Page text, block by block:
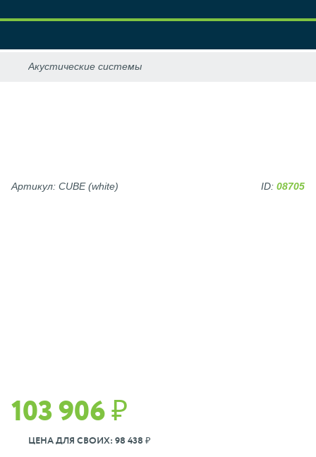
103 906 ₽
ЦЕНА ДЛЯ СВОИХ: 98 438 ₽
Артикул: CUBE (white) ID: 08705